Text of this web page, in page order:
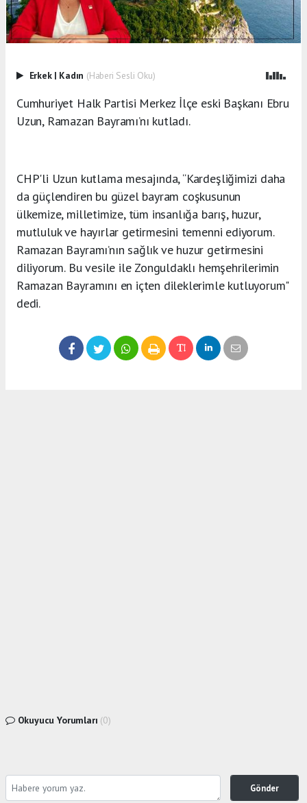
Erkek | Kadın (Haberi Sesli Oku)
Cumhuriyet Halk Partisi Merkez İlçe eski Başkanı Ebru
Uzun, Ramazan Bayramı’nı kutladı.
CHP'li Uzun kutlama mesajında, “Kardeşliğimizi daha
da güçlendiren bu güzel bayram coşkusunun
ülkemize, milletimize, tüm insanlığa barış, huzur,
mutluluk ve hayırlar getirmesini temenni ediyorum.
Ramazan Bayramı’nın sağlık ve huzur getirmesini
diliyorum. Bu vesile ile Zonguldaklı hemşehrilerimin
Ramazan Bayramını en içten dileklerimle kutluyorum"
dedi.
Okuyucu Yorumları (0)
Gönder